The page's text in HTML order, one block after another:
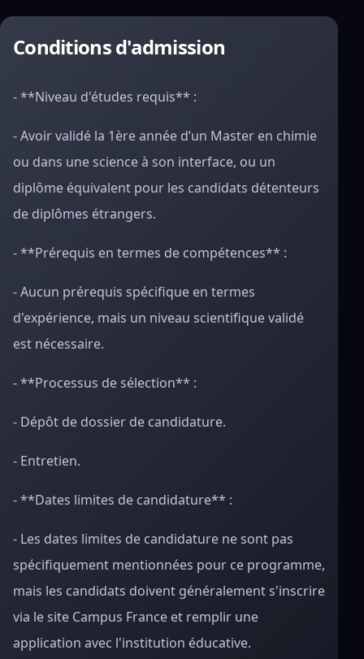
Conditions d'admission
- **Niveau d'études requis** :
- Avoir validé la 1ère année d’un Master en chimie
ou dans une science à son interface, ou un
diplôme équivalent pour les candidats détenteurs
de diplômes étrangers.
- **Prérequis en termes de compétences** :
- Aucun prérequis spécifique en termes
d'expérience, mais un niveau scientifique validé
est nécessaire.
- **Processus de sélection** :
- Dépôt de dossier de candidature.
- Entretien.
- **Dates limites de candidature** :
- Les dates limites de candidature ne sont pas
spécifiquement mentionnées pour ce programme,
mais les candidats doivent généralement s'inscrire
via le site Campus France et remplir une
application avec l'institution éducative.